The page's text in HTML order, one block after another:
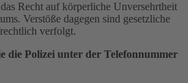
Recht auf körperliche Unversehrtheit
Verstöße dagegen sind gesetzliche
verfolgt.
die Polizei unter der Telefonnummer